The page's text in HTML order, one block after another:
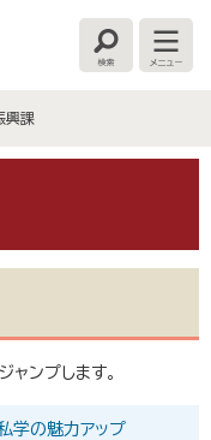
検
索
メ
ニ
興課
ャンプします。
学の魅力アップ